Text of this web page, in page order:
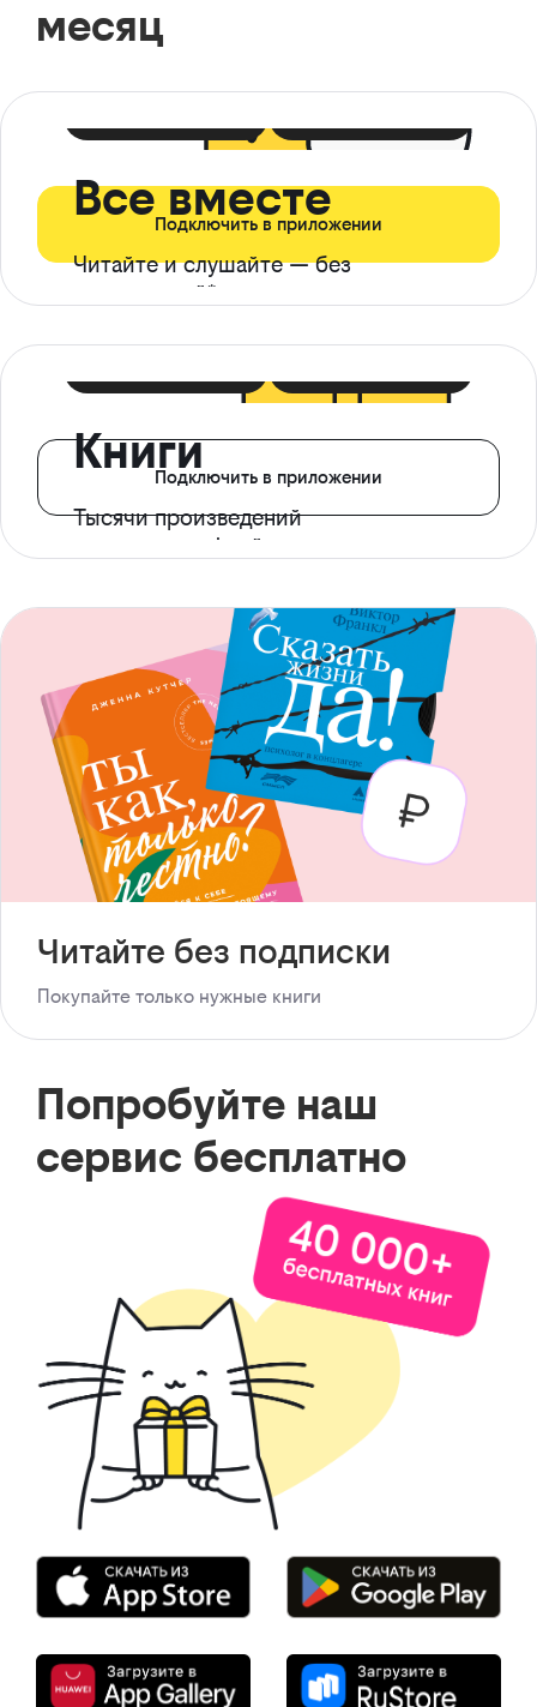
месяц
Все вместе
Читайте и слушайте — без
ограничений*
Подключить в приложении
Книги
Тысячи произведений
с доступом офлайн
Подключить в приложении
Читайте без подписки
Покупайте только нужные книги
Попробуйте наш
сервис бесплатно